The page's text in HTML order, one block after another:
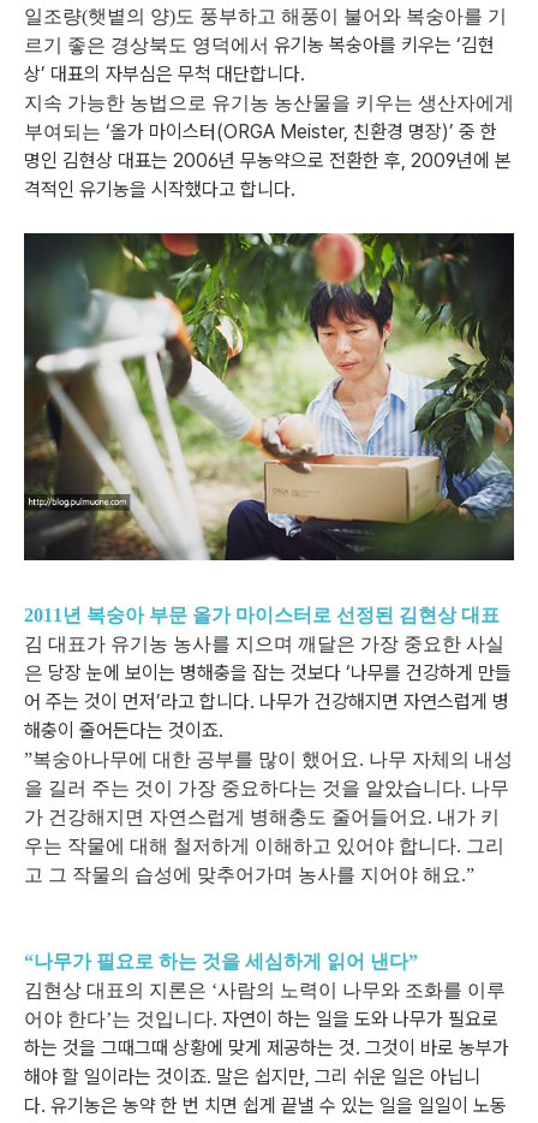
일조량(햇볕의 양)도 풍부하고 해풍이 불어와 복숭아를 기
르기 좋은 경상북도 영덕에서 유기농 복숭아를 키우는 ‘김현
상’ 대표의 자부심은 무척 대단합니다.
지속 가능한 농법으로 유기농 농산물을 키우는 생산자에게
부여되는 ‘올가 마이스터(ORGA Meister, 친환경 명장)’ 중 한
명인 김현상 대표는 2006년 무농약으로 전환한 후, 2009년에 본
격적인 유기농을 시작했다고 합니다.
2011년 복숭아 부문 올가 마이스터로 선정된 김현상 대표
김 대표가 유기농 농사를 지으며 깨달은 가장 중요한 사실
은 당장 눈에 보이는 병해충을 잡는 것보다 ‘나무를 건강하게 만들
어 주는 것이 먼저’라고 합니다. 나무가 건강해지면 자연스럽게 병
해충이 줄어든다는 것이죠.
”복숭아나무에 대한 공부를 많이 했어요. 나무 자체의 내성
을 길러 주는 것이 가장 중요하다는 것을 알았습니다. 나무
가 건강해지면 자연스럽게 병해충도 줄어들어요. 내가 키
우는 작물에 대해 철저하게 이해하고 있어야 합니다. 그리
고 그 작물의 습성에 맞추어가며 농사를 지어야 해요.”
“나무가 필요로 하는 것을 세심하게 읽어 낸다”
김현상 대표의 지론은 ‘사람의 노력이 나무와 조화를 이루
어야 한다’는 것입니다. 자연이 하는 일을 도와 나무가 필요로
하는 것을 그때그때 상황에 맞게 제공하는 것. 그것이 바로 농부가
해야 할 일이라는 것이죠. 말은 쉽지만, 그리 쉬운 일은 아닙니
다. 유기농은 농약 한 번 치면 쉽게 끝낼 수 있는 일을 일일이 노동